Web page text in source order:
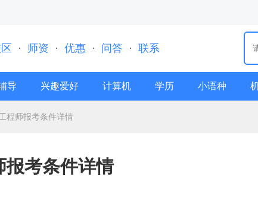
· 师资 · 优惠 · 问答 · 联系
导 兴趣爱好 计算机 学历 小语种
程师报考条件详情
报考条件详情